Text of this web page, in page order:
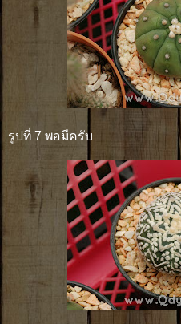
รูปที่ 7 พอมีครับ